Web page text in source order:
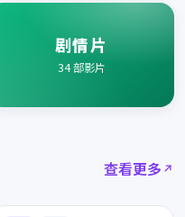
剧情片
34部影片
查看更多